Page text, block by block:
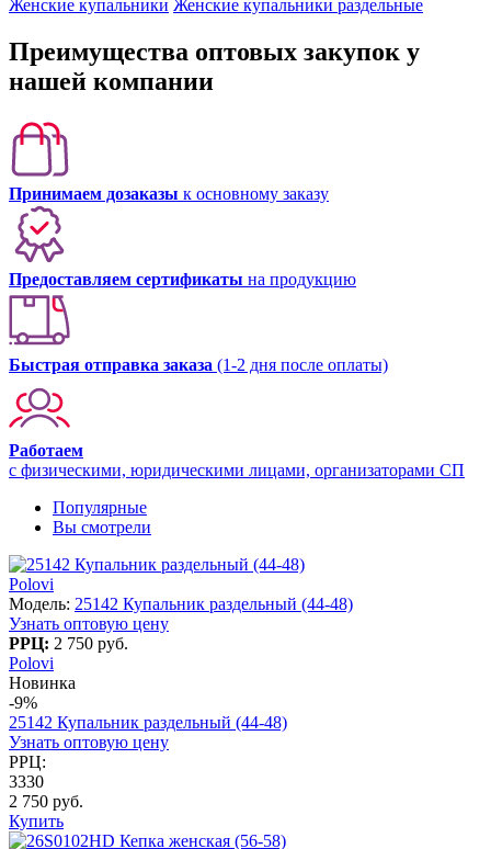
Женские купальники Женские купальники раздельные
Преимущества оптовых закупок у
нашей компании
Принимаем дозаказы к основному заказу
Предоставляем сертификаты на продукцию
Быстрая отправка заказа (1-2 дня после оплаты)
Работаем
с физическими, юридическими лицами, организаторами СП
Популярные
Вы смотрели
Polovi
Модель: 25142 Купальник раздельный (44-48)
Узнать оптовую цену
РРЦ: 2 750 руб.
Polovi
Новинка
-9%
25142 Купальник раздельный (44-48)
Узнать оптовую цену
РРЦ:
3330
2 750 руб.
Купить